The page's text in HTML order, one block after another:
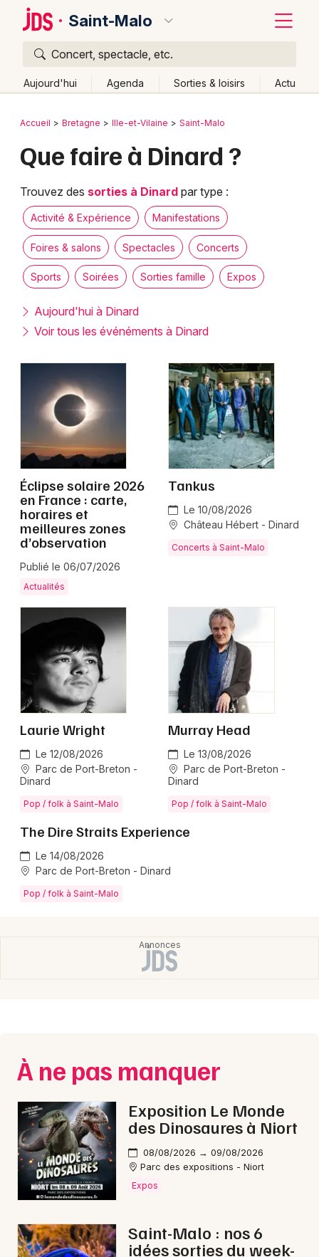
Saint-Malo
Concert, spectacle, etc.
Aujourd'hui Agenda Sorties & loisirs Actu
Publier un événement
Grands événements
Activité & Expérience
Manifestations
Foires & salons
Concerts
Sports
Soirées
Sorties famille
Expos
Ille-et-Vilaine
Bretagne
Newsletter des sorties
Actus à Saint-Malo
Magazine à Saint-Malo
Je m'abonne
Bordeaux
Lille
Lyon
Marseille
Montpellier
Paris
Strasbourg
Toulouse
Toutes les villes
Retour
Accueil Bretagne Ille-et-Vilaine Saint-Malo
Que faire à Dinard ?
Trouvez des sorties à Dinard par type :
Activité & Expérience Manifestations
Foires & salons Spectacles Concerts
Sports Soirées Sorties famille Expos
Aujourd'hui à Dinard
Voir tous les événéments à Dinard
Éclipse solaire 2026
en France : carte,
horaires et
meilleures zones
d’observation
Publié le 06/07/2026
Actualités
Tankus
Le 10/08/2026
Château Hébert - Dinard
Concerts à Saint-Malo
Laurie Wright
Le 12/08/2026
Parc de Port-Breton -
Dinard
Pop / folk à Saint-Malo
Murray Head
Le 13/08/2026
Parc de Port-Breton -
Dinard
Pop / folk à Saint-Malo
The Dire Straits Experience
Le 14/08/2026
Parc de Port-Breton - Dinard
Pop / folk à Saint-Malo
À ne pas manquer
Exposition Le Monde
des Dinosaures à Niort
08/08/2026 → 09/08/2026
Parc des expositions - Niort
Expos
Saint-Malo : nos 6
idées sorties du week-
Quoi ?
Où ?
Partout
Près de moi Changer de lieu
Quand ?
Effacer les dates
Aujourd'hui
Demain Ce week-end Autre